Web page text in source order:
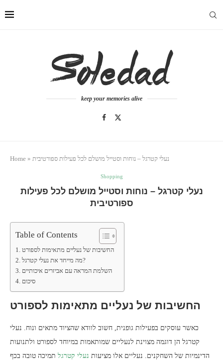
keep your memories alive
Home » נעלי קטרגל – נוחות וסטייל מושלם לכל פעילות ספורטיבית
Shopping
נעלי קטרגל – נוחות וסטייל מושלם לכל פעילות
ספורטיבית
Table of Contents
החשיבות של נעליים מתאימות לספורט
מה מייחד את נעלי קטרגל?
השלמת המראה עם אביזרים איכותיים
סיכום
החשיבות של נעליים מתאימות לספורט
כאשר עוסקים בפעילות גופנית, חשוב לוודא שהציוד מתאים ונוח. נעלי
קטרגל הן דוגמה מצוינת לנעליים שמותאמות במיוחד לספורט ולתנועות
הדינמיות של השחקנים. נעליים אלו מציעות נעלי קטרגל תמיכה טובה בכף